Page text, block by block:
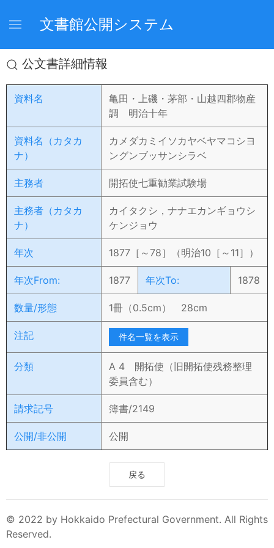
文書館公開システム
公文書詳細情報
資料名
亀田・上磯・茅部・山越四郡物産
調 明治十年
資料名（カタカ
ナ）
カメダカミイソカヤベヤマコシヨ
ングンブッサンシラベ
主務者 開拓使七重勧業試験場
主務者（カタカ
ナ）
カイタクシ，ナナエカンギョウシ
ケンジョウ
年次 1877［～78］（明治10［～11］）
年次From: 1877 年次To: 1878
数量/形態 1冊（0.5cm） 28cm
注記 件名一覧を表示
分類
A 4 開拓使（旧開拓使残務整理
委員含む）
請求記号 簿書/2149
公開/非公開 公開
戻る
© 2022 by Hokkaido Prefectural Government. All Rights
Reserved.